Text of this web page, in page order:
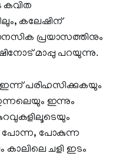
കവിത
കലേഷിന്
പ്രയാസത്തിനും
മാപ്പു പറയുന്നു.
പരിഹസിക്കുകയും
ഇന്നും
പോന്ന, പോകുന്ന
ചളി ഇടം